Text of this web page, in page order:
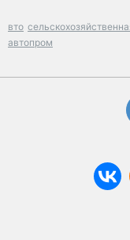
вто
автопром